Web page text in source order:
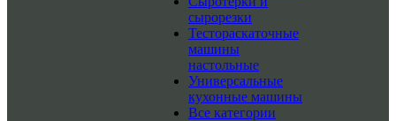
сырорезки
Тестораскаточные
машины
настольные
Универсальные
кухонные машины
Все категории